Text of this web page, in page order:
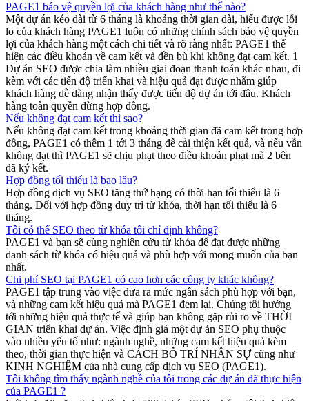
PAGE1 bảo vệ quyền lợi của khách hàng như thế nào?
Một dự án kéo dài từ 6 tháng là khoảng thời gian dài, hiểu được lỗi
lo của khách hàng PAGE1 luôn có những chính sách bảo vệ quyền
lợi của khách hàng một cách chi tiết và rõ ràng nhất: PAGE1 thể
hiện các điều khoản về cam kết và đền bù khi không đạt cam kết. 1
Dự án SEO được chia làm nhiều giai đoạn thanh toán khác nhau, đi
kèm với các tiến độ triển khai và hiệu quả đạt được nhằm giúp
khách hàng dễ dàng nhận thấy được tiến độ dự án tới đâu. Khách
hàng toàn quyền dừng hợp đồng.
Nếu không đạt cam kết thì sao?
Nếu không đạt cam kết trong khoảng thời gian đã cam kết trong hợp
đồng, PAGE1 có thêm 1 tới 3 tháng để cải thiện kết quả, và nếu vẫn
không đạt thì PAGE1 sẽ chịu phạt theo điều khoản phạt mà 2 bên
đã ký kết.
Hợp đồng tối thiểu là bao lâu?
Hợp đồng dịch vụ SEO tăng thứ hạng có thời hạn tối thiểu là 6
tháng. Đối với hợp đồng duy trì từ khóa, thời hạn tối thiểu là 6
tháng.
Tôi có thể SEO theo từ khóa tôi chỉ định không?
PAGE1 và bạn sẽ cùng nghiên cứu từ khóa để đạt được những
danh sách từ khóa có hiệu quả và phù hợp với mong muốn của bạn
nhất.
Chi phí SEO tại PAGE1 có cao hơn các công ty khác không?
PAGE1 tập trung vào việc đưa ra mức ngân sách phù hợp với bạn,
và những cam kết hiệu quả mà PAGE1 đem lại. Chúng tôi hướng
tới những hiệu quả thực tế và giúp bạn không gặp rủi ro về THỜI
GIAN triển khai dự án. Việc định giá một dự án SEO phụ thuộc
vào nhiều yếu tố như: ngành nghề, những cam kết hiệu quả kèm
theo, thời gian thực hiện và CÁCH BỐ TRÍ NHÂN SỰ cũng như
KINH NGHIỆM của nhà cung cấp dịch vụ SEO (PAGE1).
Tôi không tìm thấy ngành nghề của tôi trong các dự án đã thực hiện
của PAGE1 ?